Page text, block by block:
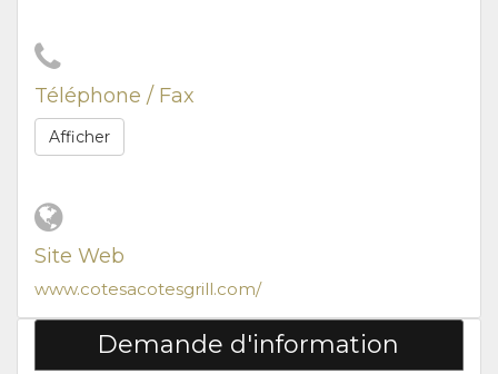
Téléphone / Fax
Afficher
Site Web
www.cotesacotesgrill.com/
Demande d'information